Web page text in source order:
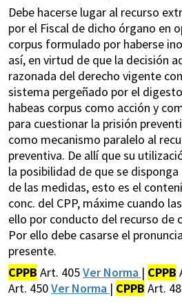
Debe hacerse lugar al recurso
por el Fiscal de dicho órgano en
corpus formulado por haberse
así, en virtud de que la decisión
razonada del derecho vigente
sistema pergeñado por el
habeas corpus como acción y
para cuestionar la prisión
como mecanismo paralelo al
preventiva. De allí que su
la posibilidad de que se
de las medidas, esto es el
conc. del CPP, máxime cuando
ello por conducto del recurso de
Por ello debe casarse el
presente.
CPPB Art. 405Ver Norma | CPPB
Art. 450Ver Norma | CPPB Art.